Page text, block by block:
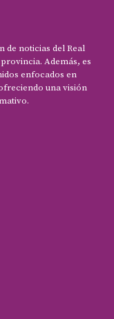
de noticias del Real
Además, es
enfocados en
una visión